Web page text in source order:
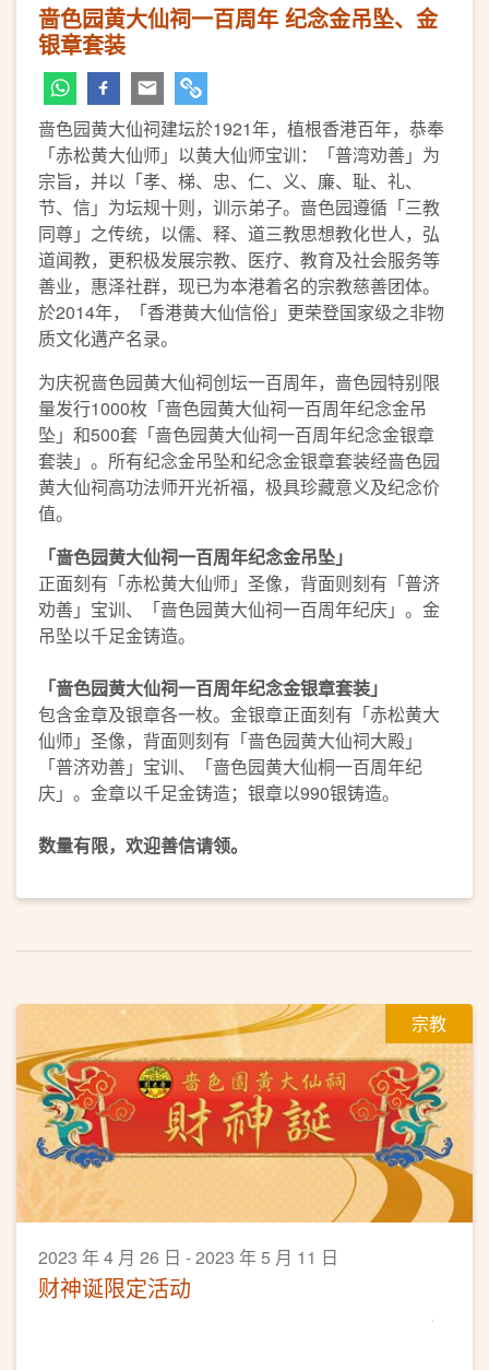
啬色园黄大仙祠一百周年 纪念金吊坠、金
银章套装
啬色园黄大仙祠建坛於1921年，植根香港百年，恭奉
「赤松黄大仙师」以黄大仙师宝训：「普湾劝善」为
宗旨，并以「孝、梯、忠、仁、义、廉、耻、礼、
节、信」为坛规十则，训示弟子。啬色园遵循「三教
同尊」之传统，以儒、释、道三教思想教化世人，弘
道闻教，更积极发展宗教、医疗、教育及社会服务等
善业，惠泽社群，现已为本港着名的宗教慈善团体。
於2014年，「香港黄大仙信俗」更荣登国家级之非物
质文化遘产名录。
为庆祝啬色园黄大仙祠创坛一百周年，啬色园特别限
量发行1000枚「啬色园黄大仙祠一百周年纪念金吊
坠」和500套「啬色园黄大仙祠一百周年纪念金银章
套装」。所有纪念金吊坠和纪念金银章套装经啬色园
黄大仙祠高功法师开光祈福，极具珍藏意义及纪念价
值。
「啬色园黄大仙祠一百周年纪念金吊坠」
正面刻有「赤松黄大仙师」圣像，背面则刻有「普济
劝善」宝训、「啬色园黄大仙祠一百周年纪庆」。金
吊坠以千足金铸造。
「啬色园黄大仙祠一百周年纪念金银章套装」
包含金章及银章各一枚。金银章正面刻有「赤松黄大
仙师」圣像，背面则刻有「啬色园黄大仙祠大殿」
「普济劝善」宝训、「啬色园黄大仙桐一百周年纪
庆」。金章以千足金铸造；银章以990银铸造。
数量有限，欢迎善信请领。
宗教
2023 年 4 月 26 日 - 2023 年 5 月 11 日
财神诞限定活动